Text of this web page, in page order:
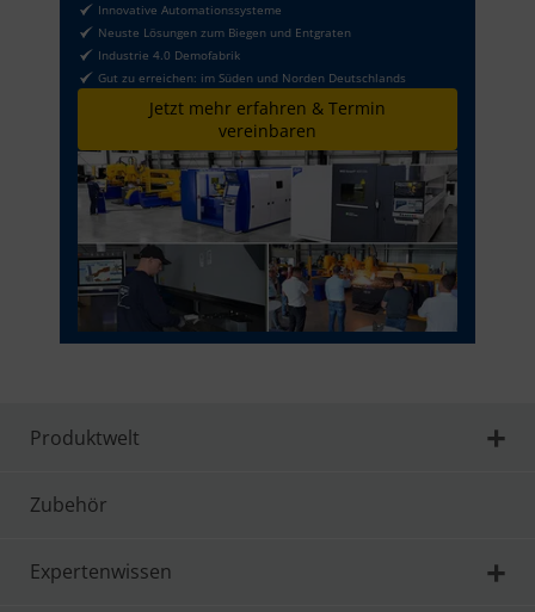
Innovative Automationssysteme
Neuste Lösungen zum Biegen und Entgraten
Industrie 4.0 Demofabrik
Gut zu erreichen: im Süden und Norden Deutschlands
Jetzt mehr erfahren & Termin
vereinbaren
Produktwelt
Zubehör
Expertenwissen